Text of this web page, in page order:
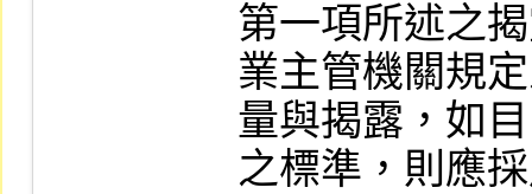
第一項所述之
業主管機關規
量與揭露，如
之標準，則應